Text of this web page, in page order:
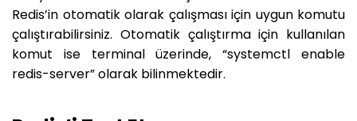
Redis’in otomatik olarak çalışması için uygun komutu
çalıştırabilirsiniz. Otomatik çalıştırma için kullanılan
komut ise terminal üzerinde, “systemctl enable
redis-server” olarak bilinmektedir.